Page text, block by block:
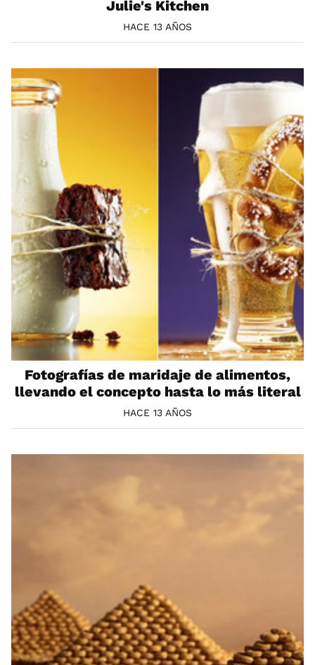
Julie's Kitchen
HACE 13 AÑOS
Fotografías de maridaje de alimentos,
llevando el concepto hasta lo más literal
HACE 13 AÑOS